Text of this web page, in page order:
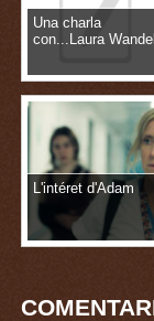
Una charla
con...Laura Wandell
L'intéret d'Adam